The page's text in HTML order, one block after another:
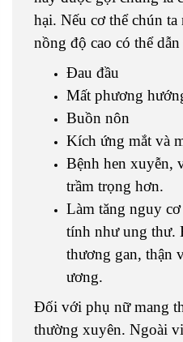
hại. Nếu cơ thể chún
nồng độ cao có thể
Đau đầu
Mất phương
Buồn nôn
Kích ứng mắt và
Bệnh hen xuyễn,
trầm trọng hơn.
Làm tăng nguy cơ
tính như ung thư.
thương gan, thận
ương.
Đối với phụ nữ mang
thường xuyên. Ngoài